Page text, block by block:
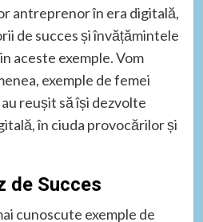
antreprenor în era digitală,
de succes și învățămintele
aceste exemple. Vom
exemple de femei
reușit să își dezvolte
în ciuda provocărilor și
de Succes
cunoscute exemple de